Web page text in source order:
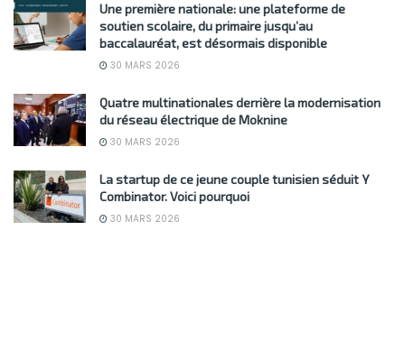
Une première nationale: une plateforme de
soutien scolaire, du primaire jusqu’au
baccalauréat, est désormais disponible
30 MARS 2026
Quatre multinationales derrière la modernisation
du réseau électrique de Moknine
30 MARS 2026
La startup de ce jeune couple tunisien séduit Y
Combinator. Voici pourquoi
30 MARS 2026